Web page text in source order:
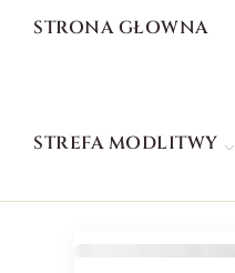
STRONA GŁOWNA
STREFA MODLITWY